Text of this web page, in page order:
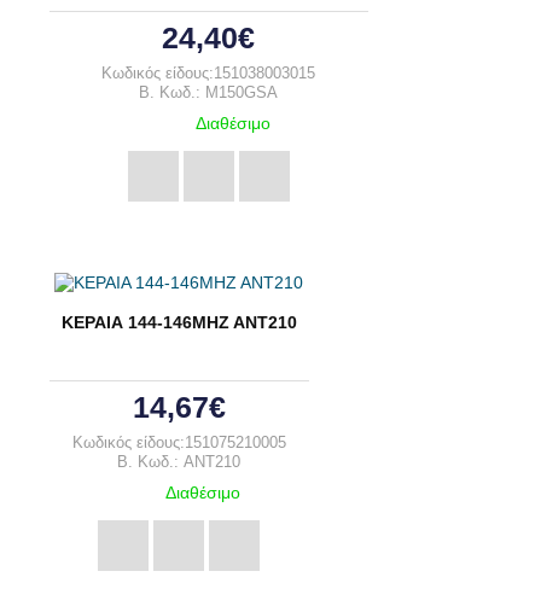
24,40€
Κωδικός είδους:151038003015
B. Κωδ.: M150GSA
Διαθέσιμο
ΚΕΡΑΙΑ 144-146ΜΗΖ ΑΝΤ210
14,67€
Κωδικός είδους:151075210005
B. Κωδ.: ANT210
Διαθέσιμο